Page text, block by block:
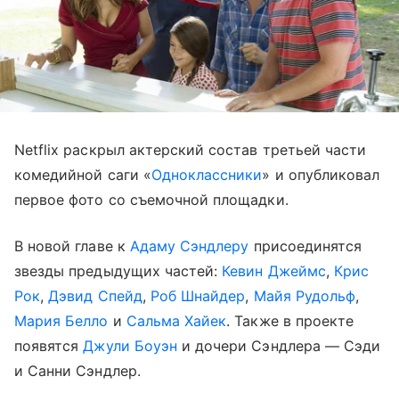
Netflix раскрыл актерский состав третьей части
комедийной саги «Одноклассники» и опубликовал
первое фото со съемочной площадки.
В новой главе к Адаму Сэндлеру присоединятся
звезды предыдущих частей: Кевин Джеймс, Крис
Рок,Дэвид Спейд, Роб Шнайдер, Майя Рудольф,
Мария Белло и Сальма Хайек. Также в проекте
появятсяДжули Боуэн и дочери Сэндлера — Сэди
и Санни Сэндлер.